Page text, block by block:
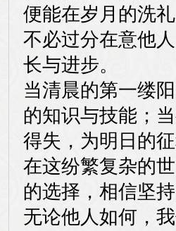
便能在岁月的洗
不必过分在意他
长与进步。
当清晨的第一缕
的知识与技能；
得失，为明日的
在这纷繁复杂的
的选择，相信坚
无论他人如何，